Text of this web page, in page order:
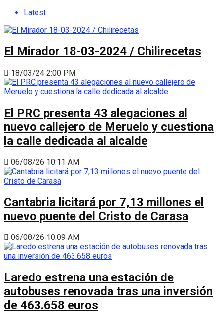
Latest
El Mirador 18-03-2024 / Chilirecetas
18/03/24 2:00 PM
El PRC presenta 43 alegaciones al
nuevo callejero de Meruelo y cuestiona
la calle dedicada al alcalde
06/08/26 10:11 AM
Cantabria licitará por 7,13 millones el
nuevo puente del Cristo de Carasa
06/08/26 10:09 AM
Laredo estrena una estación de
autobuses renovada tras una inversión
de 463.658 euros